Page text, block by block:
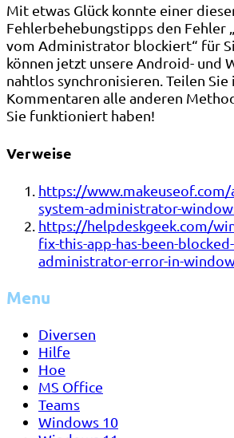
Mit etwas Glück konnte einer
Fehlerbehebungstipps den Fehler
vom Administrator blockiert“ für
können jetzt unsere Android- und
nahtlos synchronisieren. Teilen Sie
Kommentaren alle anderen
Sie funktioniert haben!
Verweise
https://
system-administrator-
https://helpdeskgeek.com/
fix-this-app-has-been-
administrator-error-in-
Menu
Diversen
Hilfe
Hoe
MS Office
Teams
Windows 10